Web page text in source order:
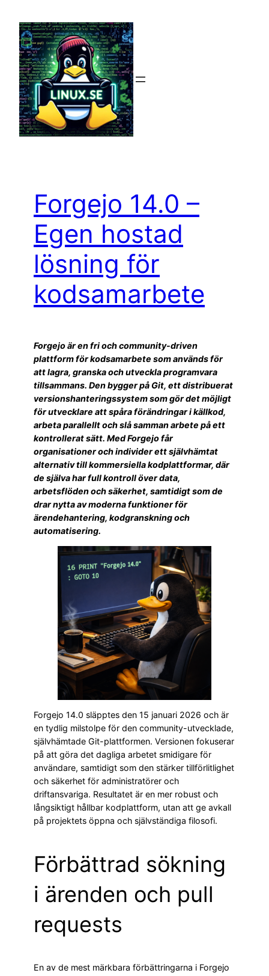
innehåll
Forgejo 14.0 –
Egen hostad
lösning för
kodsamarbete
Forgejo är en fri och community-driven
plattform för kodsamarbete som används för
att lagra, granska och utveckla programvara
tillsammans. Den bygger på Git, ett distribuerat
versionshanteringssystem som gör det möjligt
för utvecklare att spåra förändringar i källkod,
arbeta parallellt och slå samman arbete på ett
kontrollerat sätt. Med Forgejo får
organisationer och individer ett självhämtat
alternativ till kommersiella kodplattformar, där
de själva har full kontroll över data,
arbetsflöden och säkerhet, samtidigt som de
drar nytta av moderna funktioner för
ärendehantering, kodgranskning och
automatisering.
Forgejo 14.0 släpptes den 15 januari 2026 och är
en tydlig milstolpe för den community-utvecklade,
självhämtade Git-plattformen. Versionen fokuserar
på att göra det dagliga arbetet smidigare för
användare, samtidigt som den stärker tillförlitlighet
och säkerhet för administratörer och
driftansvariga. Resultatet är en mer robust och
långsiktigt hållbar kodplattform, utan att ge avkall
på projektets öppna och självständiga filosofi.
Förbättrad sökning
i ärenden och pull
requests
En av de mest märkbara förbättringarna i Forgejo